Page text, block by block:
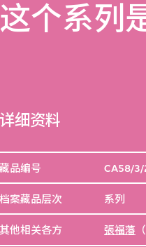
这个系列
详细资料
藏品编号 CA58/3/
档案藏品层次 系列
其他相关各方 張福藩